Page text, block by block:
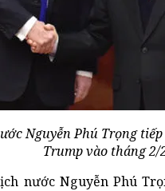
Nguyễn Phú Trọng
Trump vào tháng 2/
nước Nguyễn Phú